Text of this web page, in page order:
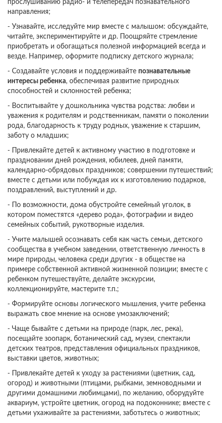
прослушиванию радио- и телепередач познавательного
направления;
- Узнавайте, исследуйте мир вместе с малышом: обсуждайте,
читайте, экспериментируйте и др. Поощряйте стремление
приобретать и обогащаться полезной информацией всегда и
везде. Например, оформите подписку детского журнала;
- Создавайте условия и поддерживайте познавательные
интересы ребенка, обеспечивая развитие природных
способностей и склонностей ребенка;
- Воспитывайте у дошкольника чувства родства: любви и
уважения к родителям и родственникам, памяти о поколении
рода, благодарность к труду родных, уважение к старшим,
заботу о младших;
- Привлекайте детей к активному участию в подготовке и
праздновании дней рождения, юбилеев, дней памяти,
календарно-обрядовых праздников; совершении путешествий;
вместе с детьми или побуждая их к изготовлению подарков,
поздравлений, выступлений и др.
- По возможности, дома обустройте семейный уголок, в
котором поместятся «дерево рода», фотографии и видео
семейных событий, рукотворные изделия.
- Учите малышей осознавать себя как часть семьи, детского
сообщества в учебном заведении, ответственную личность в
мире природы, человека среди других - в обществе на
примере собственной активной жизненной позиции; вместе с
ребенком путешествуйте, делайте экскурсии,
коллекционируйте, мастерите т.п.;
- Формируйте основы логического мышления, учите ребенка
выражать свое мнение на основе умозаключений;
- Чаще бывайте с детьми на природе (парк, лес, река),
посещайте зоопарк, ботанический сад, музеи, спектакли
детских театров, представления официальных праздников,
выставки цветов, животных;
- Привлекайте детей к уходу за растениями (цветник, сад,
огород) и животными (птицами, рыбками, земноводными и
другими домашними любимцами), по желанию, оборудуйте
аквариум, устройте цветник, огород на подоконнике; вместе с
детьми ухаживайте за растениями, заботьтесь о животных;